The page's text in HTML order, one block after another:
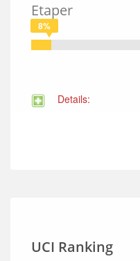
Etaper
8%
Details:
UCI Ranking